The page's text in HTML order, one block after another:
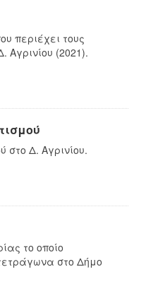
περιέχει τους
Αγρινίου (2021).
στο Δ. Αγρινίου.
το οποίο
στο Δήμο